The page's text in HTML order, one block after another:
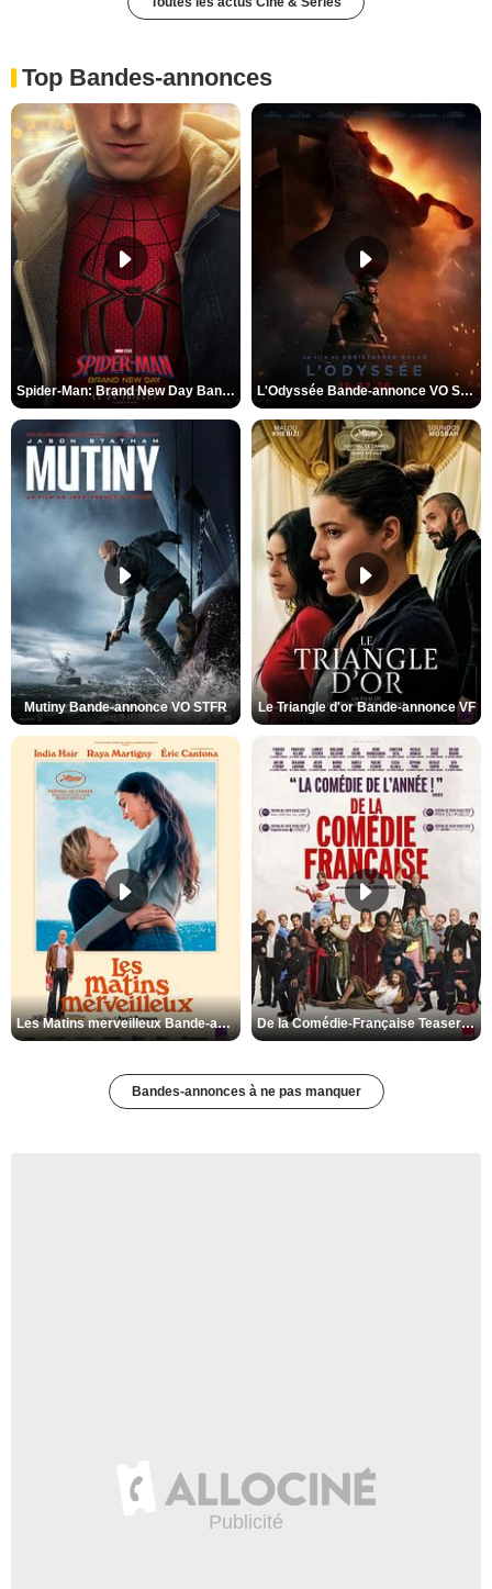
Top Bandes-annonces
Spider-Man: Brand New Day Bande-annonce VO STFR L'Odyssée Bande-annonce VO STFR
Mutiny Bande-annonce VO STFR Le Triangle d'or Bande-annonce VF
Les Matins merveilleux Bande-annonce VF De la Comédie-Française Teaser VF
Bandes-annonces à ne pas manquer